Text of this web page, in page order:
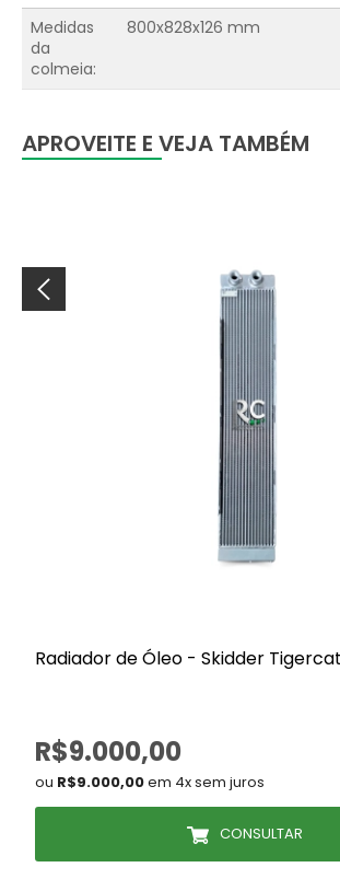
Medidas
da
colmeia:
800x828x126 mm
APROVEITE E VEJA TAMBÉM
Radiador de Óleo - Skidder
R$9.000,00
ou R$9.000,00em 4x sem juros
CONSULTAR